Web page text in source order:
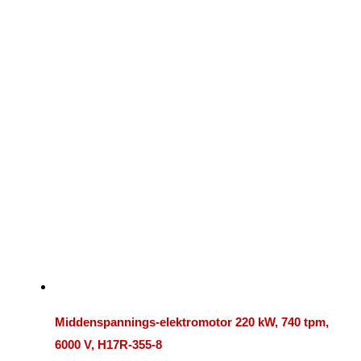
Middenspannings-elektromotor 220 kW, 740 tpm,
6000 V, H17R-355-8